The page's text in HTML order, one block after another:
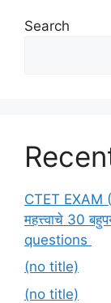
Search
CTET EXAM
महत्त्वाचे 30
questions
(no title)
(no title)